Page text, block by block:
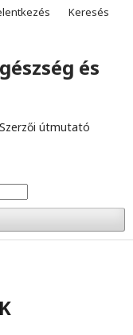
és
Szerzői útmutató
Keresés